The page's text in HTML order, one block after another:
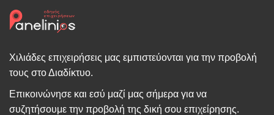
Χιλιάδες επιχειρήσεις μας εμπιστεύονται για την προβολή
τους στο Διαδίκτυο.
Επικοινώνησε και εσύ μαζί μας σήμερα για να
συζητήσουμε την προβολή της δική σου επιχείρησης.